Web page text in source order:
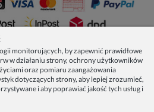
monitorujących, by zapewnić prawidłowe
w działaniu strony, ochrony użytkowników
oraz pomiaru zaangażowania
dotyczących strony, aby lepiej zrozumieć,
i aby poprawiać jakość tych usług i